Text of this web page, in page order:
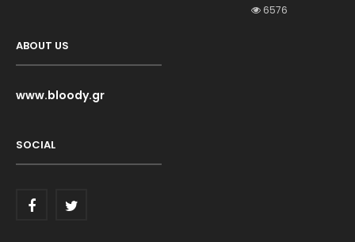
6576
ABOUT US
www.bloody.gr
SOCIAL